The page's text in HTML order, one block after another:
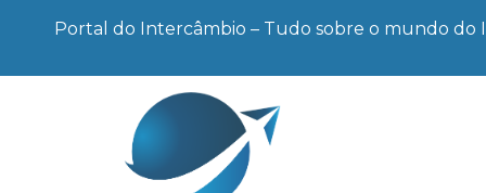
Portal do Intercâmbio – Tudo sobre o mundo do